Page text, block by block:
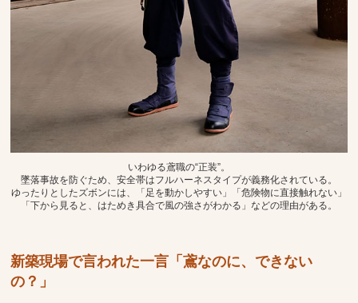
いわゆる鳶職の“正装”。
墜落事故を防ぐため、安全帯はフルハーネスタイプが義務化されている。
ゆったりとしたズボンには、「足を動かしやすい」「危険物に直接触れない」
「下から見ると、はためき具合で風の強さがわかる」などの理由がある。
新築現場で言われた一言「鳶なのに、できない
の？」